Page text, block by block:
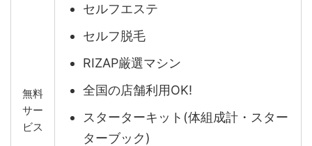
無料
サー
ビス
セルフエステ
セルフ脱毛
RIZAP厳選マシン
全国の店舗利用OK!
スターターキット(体組成計・スター
ターブック)